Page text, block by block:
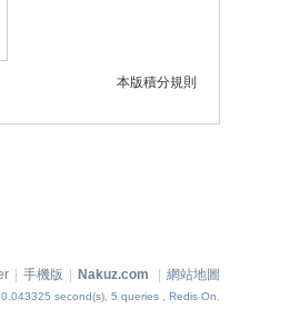
本版積分規則
手機版 Nakuz.com 網站地圖
second(s), 5 queries , Redis On.